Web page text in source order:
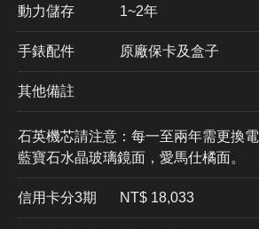
動力儲存 1~2年
手錶配件 原廠保卡及盒子
其他備註
石英機芯請注意：每一至兩年需更換
藍寶石水晶玻璃鏡面，愛馬仕橘面。
信用卡分3期 ​NT$ 18,033